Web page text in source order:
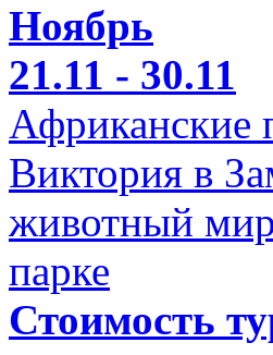
Ноябрь
21.11 - 30.11
Виктория в
животный
парке
Стоимость